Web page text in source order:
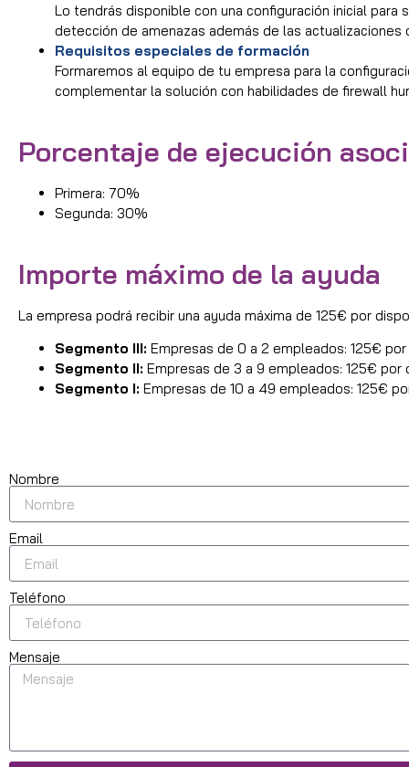
Lo tendrás disponible con una configuración inicial
detección de amenazas además de las
Requisitos especiales de formación
Formaremos al equipo de tu empresa para la
complementar la solución con habilidades de firewall
Porcentaje de ejecución
Primera: 70%
Segunda: 30%
Importe máximo de la ayuda
La empresa podrá recibir una ayuda máxima de 125€ por
Segmento III: Empresas de 0 a 2 empleados: 125€
Segmento II: Empresas de 3 a 9 empleados: 125€
Segmento I: Empresas de 10 a 49 empleados: 125€
Nombre
Email
Teléfono
Mensaje